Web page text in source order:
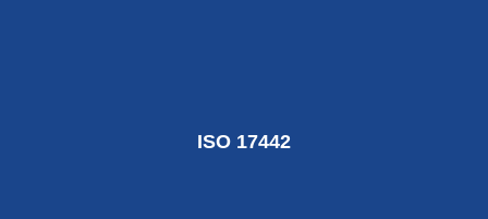
ISO 17442